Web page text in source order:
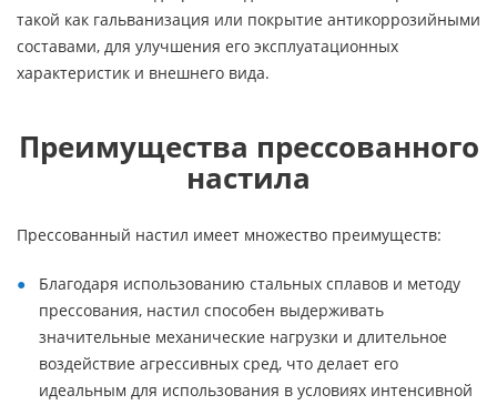
такой как гальванизация или покрытие антикоррозийными
составами, для улучшения его эксплуатационных
характеристик и внешнего вида.
Преимущества прессованного
настила
Прессованный настил имеет множество преимуществ:
Благодаря использованию стальных сплавов и методу
прессования, настил способен выдерживать
значительные механические нагрузки и длительное
воздействие агрессивных сред, что делает его
идеальным для использования в условиях интенсивной